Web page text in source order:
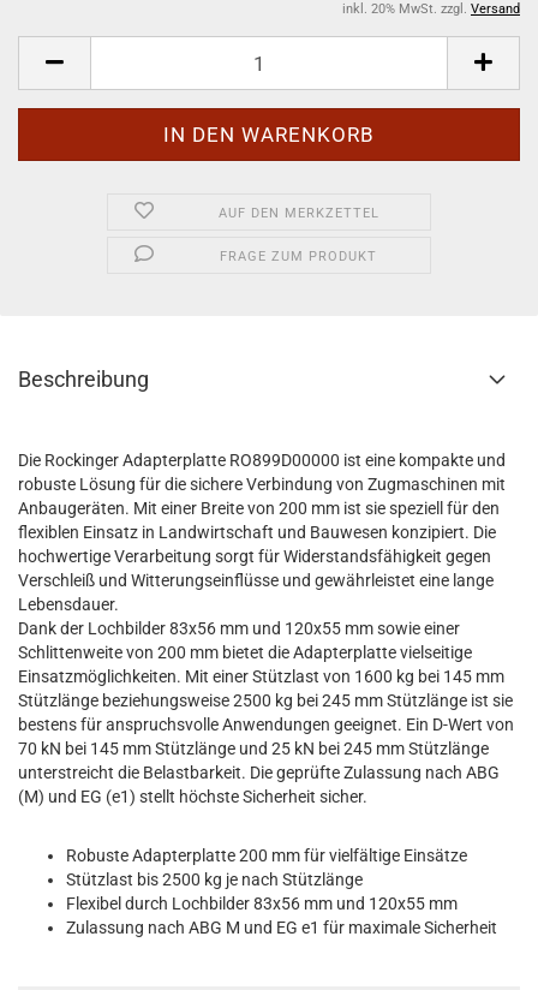
inkl. 20% MwSt. zzgl. Versand
AUF DEN MERKZETTEL
FRAGE ZUM PRODUKT
Beschreibung
Die Rockinger Adapterplatte RO899D00000 ist eine kompakte und
robuste Lösung für die sichere Verbindung von Zugmaschinen mit
Anbaugeräten. Mit einer Breite von 200 mm ist sie speziell für den
flexiblen Einsatz in Landwirtschaft und Bauwesen konzipiert. Die
hochwertige Verarbeitung sorgt für Widerstandsfähigkeit gegen
Verschleiß und Witterungseinflüsse und gewährleistet eine lange
Lebensdauer.
Dank der Lochbilder 83x56 mm und 120x55 mm sowie einer
Schlittenweite von 200 mm bietet die Adapterplatte vielseitige
Einsatzmöglichkeiten. Mit einer Stützlast von 1600 kg bei 145 mm
Stützlänge beziehungsweise 2500 kg bei 245 mm Stützlänge ist sie
bestens für anspruchsvolle Anwendungen geeignet. Ein D-Wert von
70 kN bei 145 mm Stützlänge und 25 kN bei 245 mm Stützlänge
unterstreicht die Belastbarkeit. Die geprüfte Zulassung nach ABG
(M) und EG (e1) stellt höchste Sicherheit sicher.
Robuste Adapterplatte 200 mm für vielfältige Einsätze
Stützlast bis 2500 kg je nach Stützlänge
Flexibel durch Lochbilder 83x56 mm und 120x55 mm
Zulassung nach ABG M und EG e1 für maximale Sicherheit